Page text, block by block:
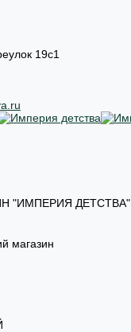
19с1
"ИМПЕРИЯ ДЕТСТВА"
магазин